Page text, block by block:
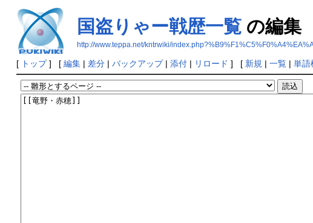
国盗りゃー戦歴一覧の編集
http://www.teppa.net/kntrwiki/
[ トップ] [ 編集| 差分| バックアップ| 添付| リロード ] [ 新規 | 一覧| 単語